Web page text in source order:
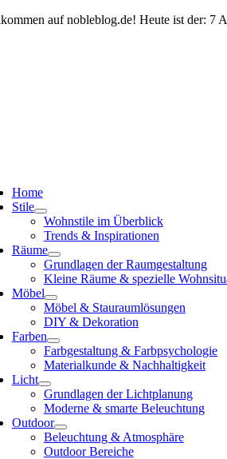
Zum
auf nobleblog.de! Heute ist der: 7
Home
Stile
Wohnstile im Überblick
Trends & Inspirationen
Räume
Grundlagen der Raumgestaltung
Kleine Räume & spezielle
Möbel
Möbel & Stauraumlösungen
DIY & Dekoration
Farben
Farbgestaltung & Farbpsychologie
Materialkunde & Nachhaltigkeit
Licht
Grundlagen der Lichtplanung
Moderne & smarte Beleuchtung
Outdoor
Beleuchtung & Atmosphäre
Outdoor Bereiche